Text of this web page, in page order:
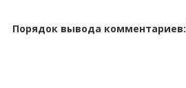
Порядок вывода комментариев: